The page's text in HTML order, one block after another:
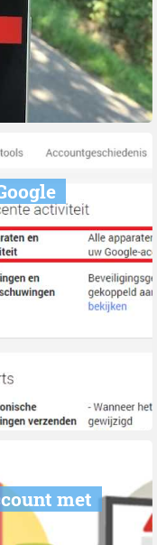
met